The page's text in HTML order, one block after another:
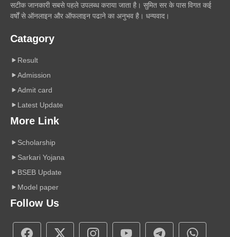
सटीक जानकारी सबसे पहले उपलब्ध कराया जाता है। सुमित सर के पास विगत कई
वर्षों से ऑनलाइन और ऑफलाइन पढाने का अनुभव है। धन्यवाद।
Catagory
Result
Admission
Admit card
Latest Update
More Link
Scholarship
Sarkari Yojana
BSEB Update
Model paper
Follow Us